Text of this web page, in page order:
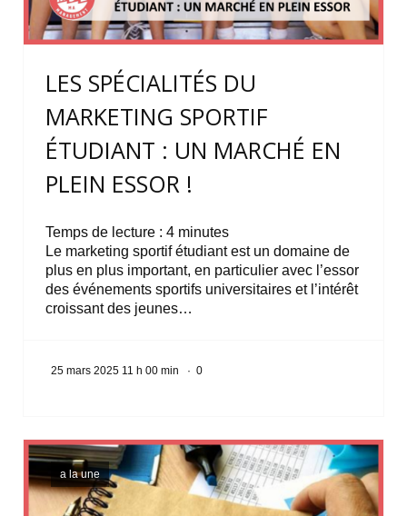
LES SPÉCIALITÉS DU
MARKETING SPORTIF
ÉTUDIANT : UN MARCHÉ EN
PLEIN ESSOR !
Temps de lecture : 4 minutes
Le marketing sportif étudiant est un domaine de
plus en plus important, en particulier avec l’essor
des événements sportifs universitaires et l’intérêt
croissant des jeunes…
25 mars 2025 11 h 00 min · 0
a la une